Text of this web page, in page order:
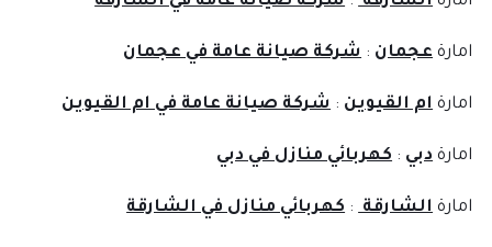
امارة عجمان : شركة صيانة عامة في عجمان
امارة ام القيوين : شركة صيانة عامة في ام القيوين
امارة دبي : كهربائي منازل في دبي
امارة الشارقة : كهربائي منازل في الشارقة